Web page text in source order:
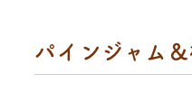
パインジャム